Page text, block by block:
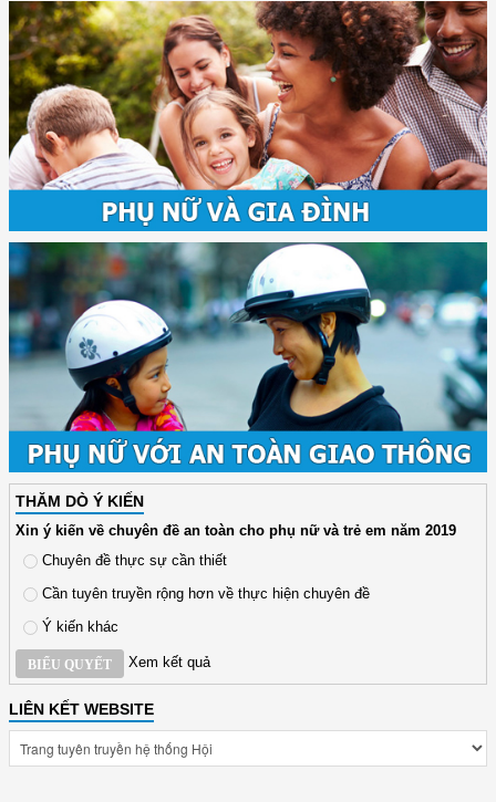
THĂM DÒ Ý KIẾN
Xin ý kiến về chuyên đề an toàn cho phụ nữ và trẻ em năm 2019
Chuyên đề thực sự cần thiết
Cần tuyên truyền rộng hơn về thực hiện chuyên đề
Ý kiến khác
BIỂU QUYẾT Xem kết quả
LIÊN KẾT WEBSITE